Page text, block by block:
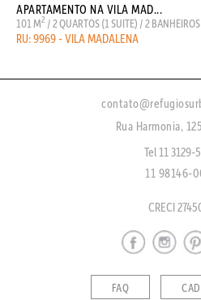
APARTAMENTO NA VILA MAD...
101 M2 / 2 QUARTOS (1 SUITE) / 2
RU: 9969 - VILA MADALENA
Rua Harmonia,
Tel 11 3129-
11 98146-
CRECI
FAQ